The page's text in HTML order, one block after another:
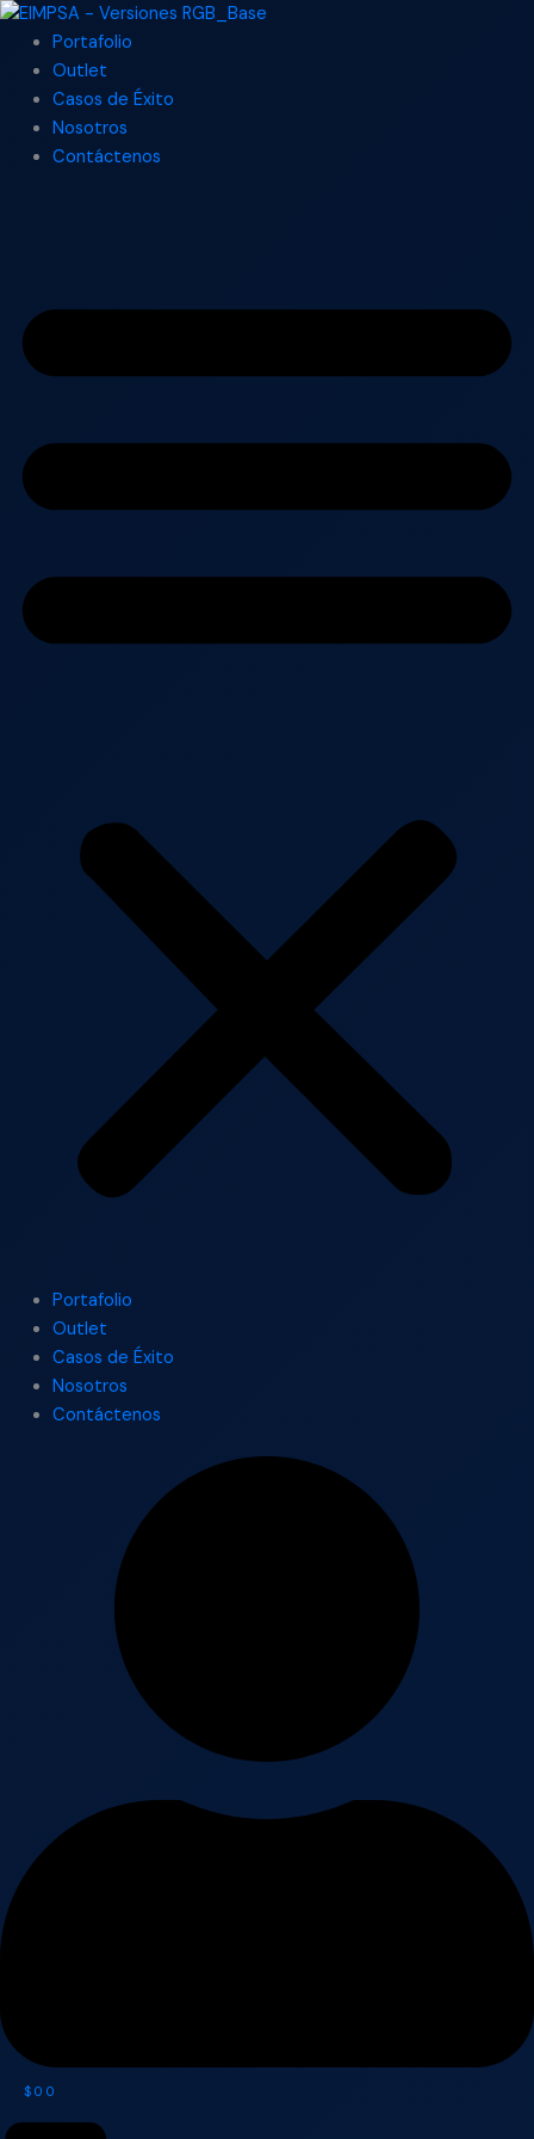
Ir
contenido
Portafolio
Outlet
Casos de Éxito
Nosotros
Contáctenos
Portafolio
Outlet
Casos de Éxito
Nosotros
Contáctenos
$ 0 0
Search